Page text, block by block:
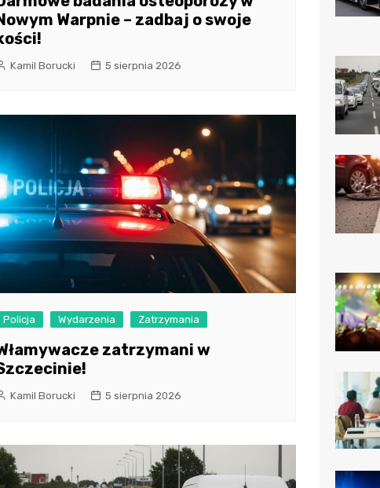
Warpnie – zadbaj o swoje
Kamil Borucki 5 sierpnia 2026
Policja Wydarzenia Zatrzymania
zatrzymani w
Kamil Borucki 5 sierpnia 2026